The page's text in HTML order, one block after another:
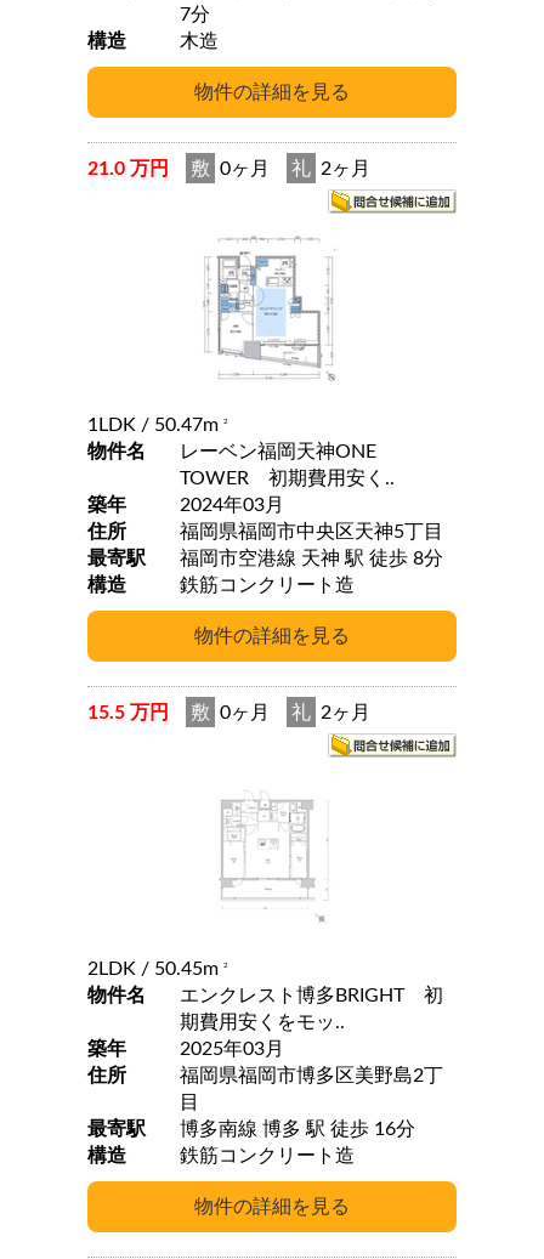
7分
構造
木造
21.0 万円 敷 0ヶ月 礼 2ヶ月
1LDK / 50.47m 2
物件名
レーベン福岡天神ONE
TOWER 初期費用安く..
築年
2024年03月
住所
福岡県福岡市中央区天神5丁目
最寄駅
福岡市空港線 天神 駅 徒歩 8分
構造
鉄筋コンクリート造
15.5 万円 敷 0ヶ月 礼 2ヶ月
2LDK / 50.45m 2
物件名
エンクレスト博多BRIGHT 初
期費用安くをモッ..
築年
2025年03月
住所
福岡県福岡市博多区美野島2丁
目
最寄駅
博多南線 博多 駅 徒歩 16分
構造
鉄筋コンクリート造